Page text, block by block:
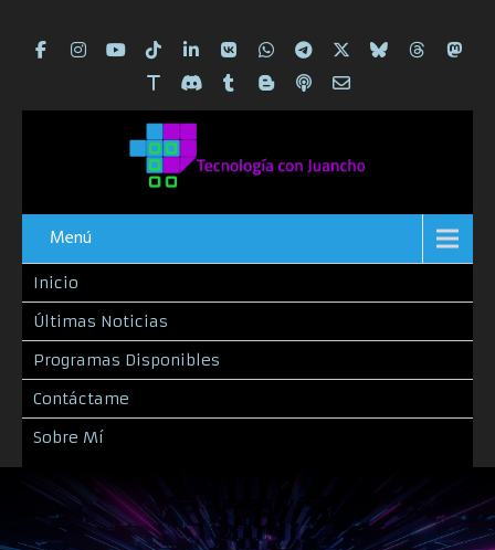
Menú
Inicio
Últimas Noticias
Programas Disponibles
Contáctame
Sobre Mí